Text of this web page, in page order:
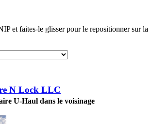
et faites-le glisser pour le repositionner sur la
N Lock LLC
U-Haul dans le voisinage